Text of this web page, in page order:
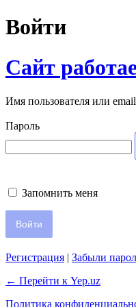
Войти
Сайт
Имя пользователя или email
Пароль
Запомнить меня
Регистрация | Забыли
← Перейти к Yep.uz
Политика